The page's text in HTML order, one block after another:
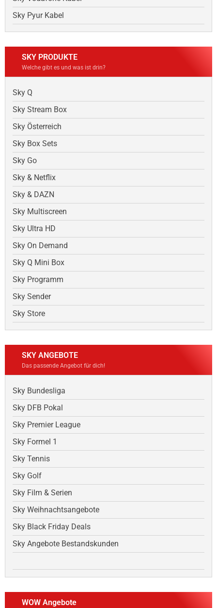
Sky Pyur Kabel
SKY PRODUKTE
Welche gibt es und was ist drin?
Sky Q
Sky Stream Box
Sky Österreich
Sky Box Sets
Sky Go
Sky & Netflix
Sky & DAZN
Sky Multiscreen
Sky Ultra HD
Sky On Demand
Sky Q Mini Box
Sky Programm
Sky Sender
Sky Store
SKY ANGEBOTE
Das passende Angebot für dich!
Sky Bundesliga
Sky DFB Pokal
Sky Premier League
Sky Formel 1
Sky Tennis
Sky Golf
Sky Film & Serien
Sky Weihnachtsangebote
Sky Black Friday Deals
Sky Angebote Bestandskunden
WOW Angebote